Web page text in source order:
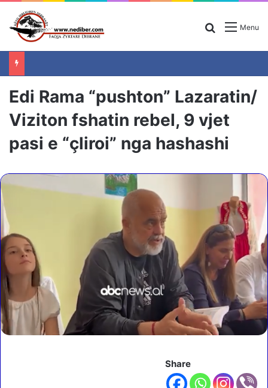
Menu
Search for
Edi Rama “pushton” Lazaratin/
Viziton fshatin rebel, 9 vjet
pasi e “çliroi” nga hashashi
Share